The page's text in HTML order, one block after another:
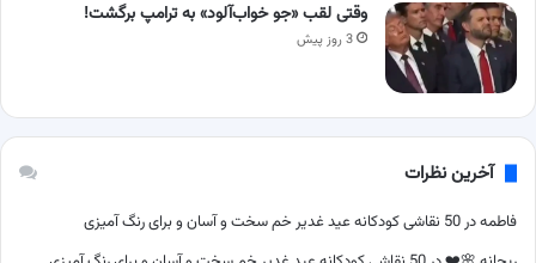
وقتی لقب «جو خواب‌آلود» به ترامپ برگشت!
3 روز پیش
آخرین نظرات
فاطمهدر 50 نقاشی کودکانه عید غدیر خم سخت و آسان و برای رنگ آمیزی